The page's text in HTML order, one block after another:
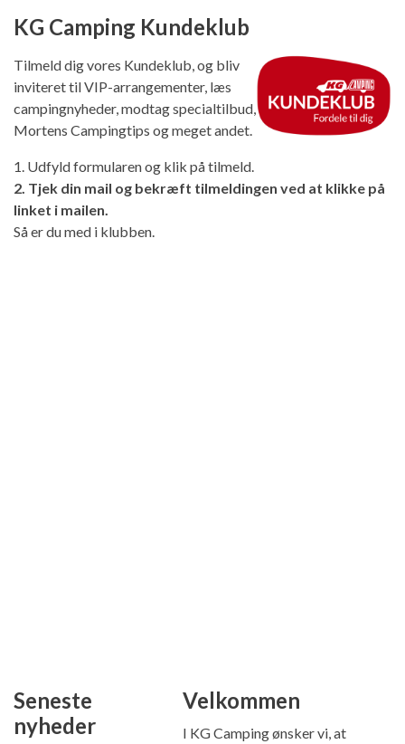
KG Camping Kundeklub
Tilmeld dig vores Kundeklub, og bliv
inviteret til VIP-arrangementer, læs
campingnyheder, modtag specialtilbud,
Mortens Campingtips og meget andet.
1. Udfyld formularen og klik på tilmeld.
2. Tjek din mail og bekræft tilmeldingen ved at klikke på
linket i mailen.
Så er du med i klubben.
Seneste
nyheder
Velkommen
I KG Camping ønsker vi, at